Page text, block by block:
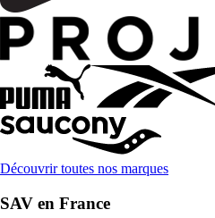
Découvrir toutes nos marques
SAV en France